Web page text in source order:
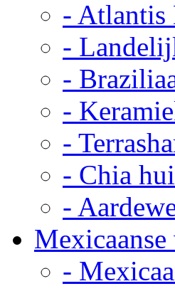
- Atlantis
-
-
-
-
- Chia
-
-